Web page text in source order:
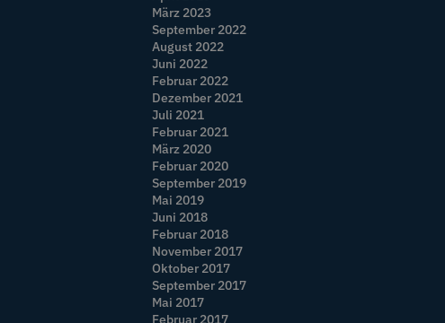
März 2023
September 2022
August 2022
Juni 2022
Februar 2022
Dezember 2021
Juli 2021
Februar 2021
März 2020
Februar 2020
September 2019
Mai 2019
Juni 2018
Februar 2018
November 2017
Oktober 2017
September 2017
Mai 2017
Februar 2017